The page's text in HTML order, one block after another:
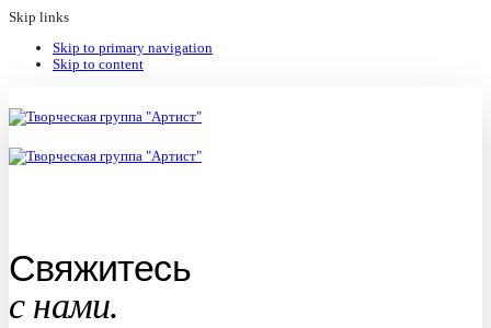
Skip links
Skip to primary navigation
Skip to content
Свяжитесь
с нами.